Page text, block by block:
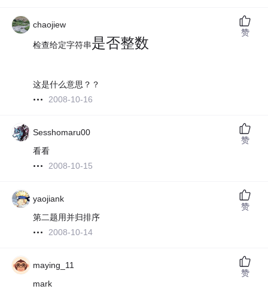
chaojiew
检查给定字符串是否整数
这是什么意思？？
2008-10-16
赞
Sesshomaru00
看看
2008-10-15
赞
yaojiank
第二题用并归排序
2008-10-14
赞
maying_11
mark
赞